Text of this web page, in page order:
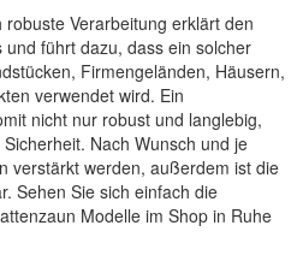
Verarbeitung erklärt den
führt dazu, dass ein solcher
Firmengeländen, Häusern,
verwendet wird. Ein
nicht nur robust und langlebig,
Nach Wunsch und je
verstärkt werden, außerdem ist die
Sehen Sie sich einfach die
Modelle im Shop in Ruhe